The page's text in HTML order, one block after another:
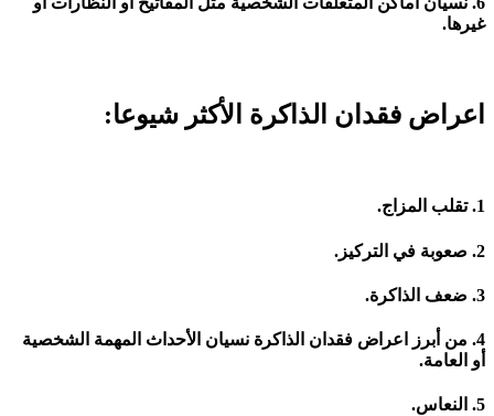
غيرها.
اعراض فقدان الذاكرة الأكثر شيوعا:
1. تقلب المزاج.
2. صعوبة في التركيز.
3. ضعف الذاكرة.
4. من أبرز اعراض فقدان الذاكرة نسيان الأحداث المهمة الشخصية
أو العامة.
5. النعاس.